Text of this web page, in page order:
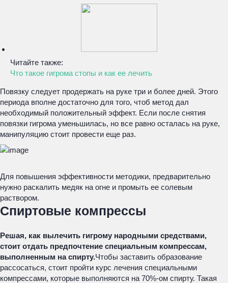
Читайте также:
Что такое гигрома стопы и как ее лечить
Повязку следует продержать на руке три и более дней. Этого
периода вполне достаточно для того, чтоб метод дал
необходимый положительный эффект. Если после снятия
повязки гигрома уменьшилась, но все равно осталась на руке,
манипуляцию стоит провести еще раз.
Для повышения эффективности методики, предварительно
нужно раскалить медяк на огне и промыть ее солевым
раствором.
Спиртовые компрессы
Решая, как вылечить гигрому народными средствами,
стоит отдать предпочтение специальным компрессам,
выполненным на спирту.Чтобы заставить образование
рассосаться, стоит пройти курс лечения специальными
компрессами, которые выполняются на 70%-ом спирту. Такая